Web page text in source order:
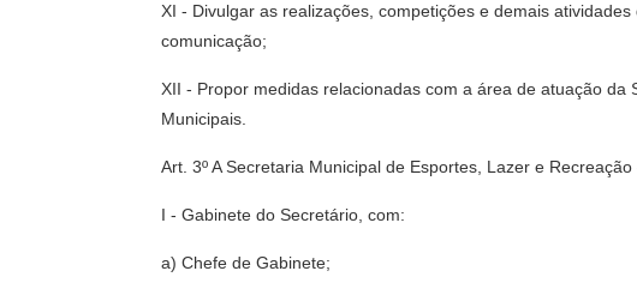
XI - Divulgar as realizações, competições e demais
comunicação;
XII - Propor medidas relacionadas com a área de atuação
Municipais.
Art. 3º A Secretaria Municipal de Esportes, Lazer e
I - Gabinete do Secretário, com:
a) Chefe de Gabinete;